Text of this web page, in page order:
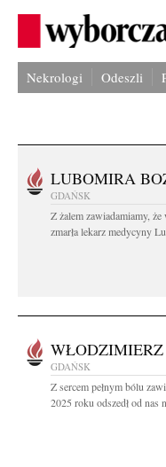
Nekrologi Odeszli
LUBOMIRA
GDAŃSK
Z żalem zawiadamiamy,
zmarła lekarz medycyny
GDAŃSK
Z sercem pełnym bólu
2025 roku odszedł od nas